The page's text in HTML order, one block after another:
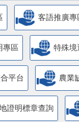
客語推廣專
專區 特殊境
平台 農業
證明標章查詢